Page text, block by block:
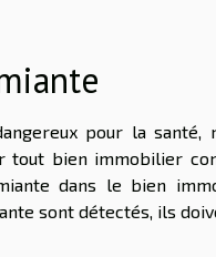
pour la
tout bien immobilier
dans le bien
sont détectés, ils